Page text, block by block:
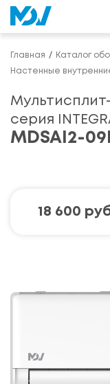
Главная Каталог
Настенные
серия
MDSAI2-
18 600